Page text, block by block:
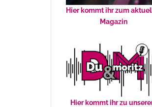
Hier kommt ihr zum
Magazin
Hier kommt ihr zu